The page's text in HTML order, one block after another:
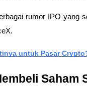
rumor IPO yang
untuk Pasar
Saham